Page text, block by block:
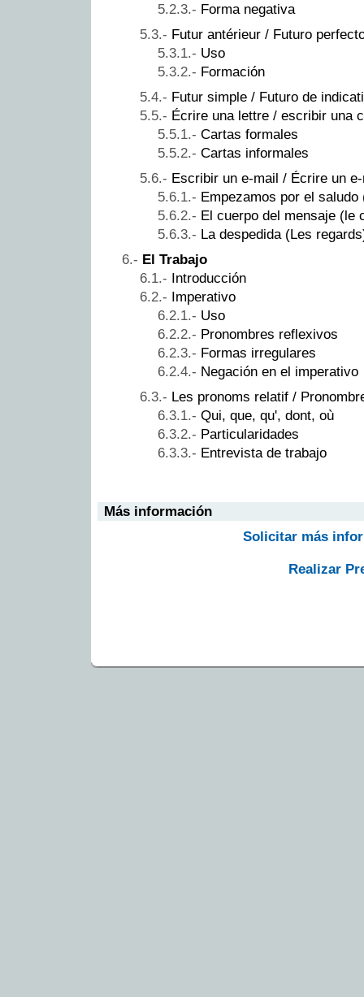
Forma negativa
Futur antérieur / Futuro
Uso
Formación
Futur simple / Futuro de
Écrire una lettre / escribir una
Cartas formales
Cartas informales
Escribir un e-mail / Écrire un
Empezamos por el saludo
El cuerpo del mensaje (le
La despedida (Les
El Trabajo
Introducción
Imperativo
Uso
Pronombres reflexivos
Formas irregulares
Negación en el imperativo
Les pronoms relatif /
Qui, que, qu', dont, où
Particularidades
Entrevista de trabajo
Más información
Solicitar más
Realizar